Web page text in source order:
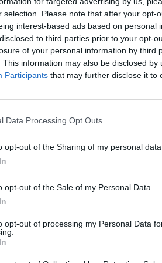
selection. Please note that after your opt-
interest-based ads based on personal
to third parties prior to your opt-
of your personal information by third
This information may also be disclosed
Participants that may further disclose it to
Data Processing Opt Outs
opt-out of the Sharing of my personal data.
opt-out of the Sale of my Personal Data.
opt-out of processing my Personal Data
Efficacité
1 goutte
15
plein de